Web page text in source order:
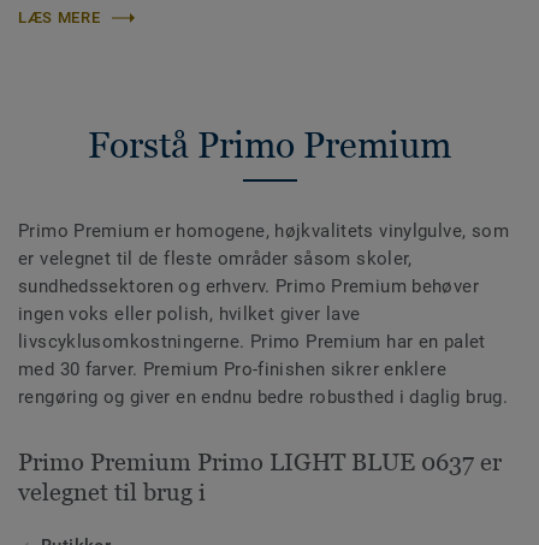
LÆS MERE
Forstå Primo Premium
Primo Premium er homogene, højkvalitets vinylgulve, som
er velegnet til de fleste områder såsom skoler,
sundhedssektoren og erhverv. Primo Premium behøver
ingen voks eller polish, hvilket giver lave
livscyklusomkostningerne. Primo Premium har en palet
med 30 farver. Premium Pro-finishen sikrer enklere
rengøring og giver en endnu bedre robusthed i daglig brug.
Primo Premium Primo LIGHT BLUE 0637 er
velegnet til brug i